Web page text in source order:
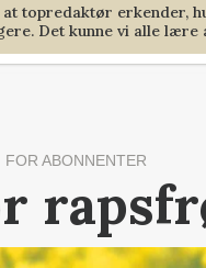
at topredaktør erkender,
Det kunne vi alle lære
FOR ABONNENTER